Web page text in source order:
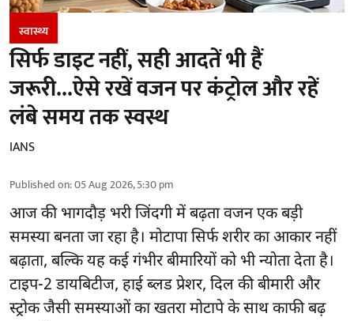
स्वास्थ्य
सिर्फ डाइट नहीं, सही आदतें भी हैं
जरूरी...ऐसे रखें वजन पर कंट्रोल और रहें
लंबे समय तक स्वस्थ
IANS
Published on:05 Aug 2026, 5:30 pm
आज की भागदौड़ भरी जिंदगी में बढ़ता वजन एक बड़ी
समस्या बनता जा रहा है। मोटापा सिर्फ शरीर का आकार नहीं
बढ़ाता, बल्कि यह कई गंभीर बीमारियों को भी न्योता देता है।
टाइप-2 डायबिटीज, हाई ब्लड प्रेशर, दिल की बीमारी और
स्ट्रोक जैसी समस्याओं का खतरा मोटापे के साथ काफी बढ़